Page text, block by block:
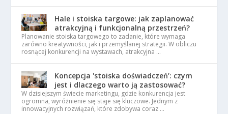
Hale i stoiska targowe: jak zaplanować
atrakcyjną i funkcjonalną przestrzeń?
Planowanie stoiska targowego to zadanie, które wymaga
zarówno kreatywności, jak i przemyślanej strategii. W obliczu
rosnącej konkurencji na wystawach, atrakcyjna …
Koncepcja 'stoiska doświadczeń’: czym
jest i dlaczego warto ją zastosować?
W dzisiejszym świecie marketingu, gdzie konkurencja jest
ogromna, wyróżnienie się staje się kluczowe. Jednym z
innowacyjnych rozwiązań, które zdobywa coraz …